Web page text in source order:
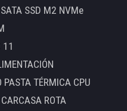
SSD M2 NVMe
11
TÉRMICA CPU
ROTA